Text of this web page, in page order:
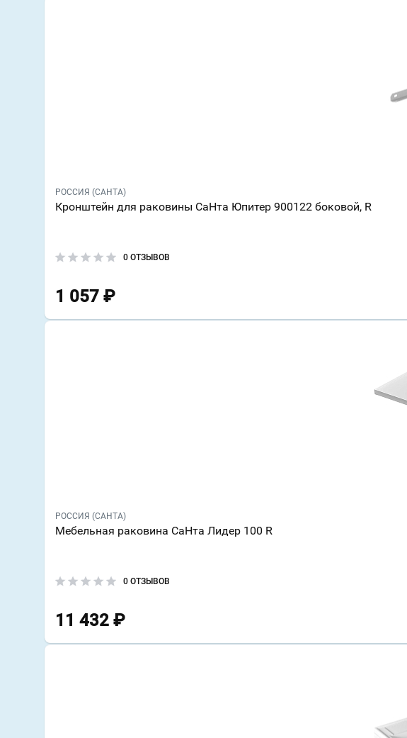
РОССИЯ (САНТА)
Кронштейн для раковины СаНта Юпитер 900122 боковой, R
0 ОТЗЫВОВ
1 057 ₽
РОССИЯ (САНТА)
Мебельная раковина СаНта Лидер 100 R
0 ОТЗЫВОВ
11 432 ₽
Мурманск